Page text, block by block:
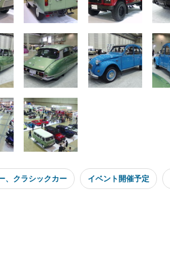
、クラシックカー イベント開催予定